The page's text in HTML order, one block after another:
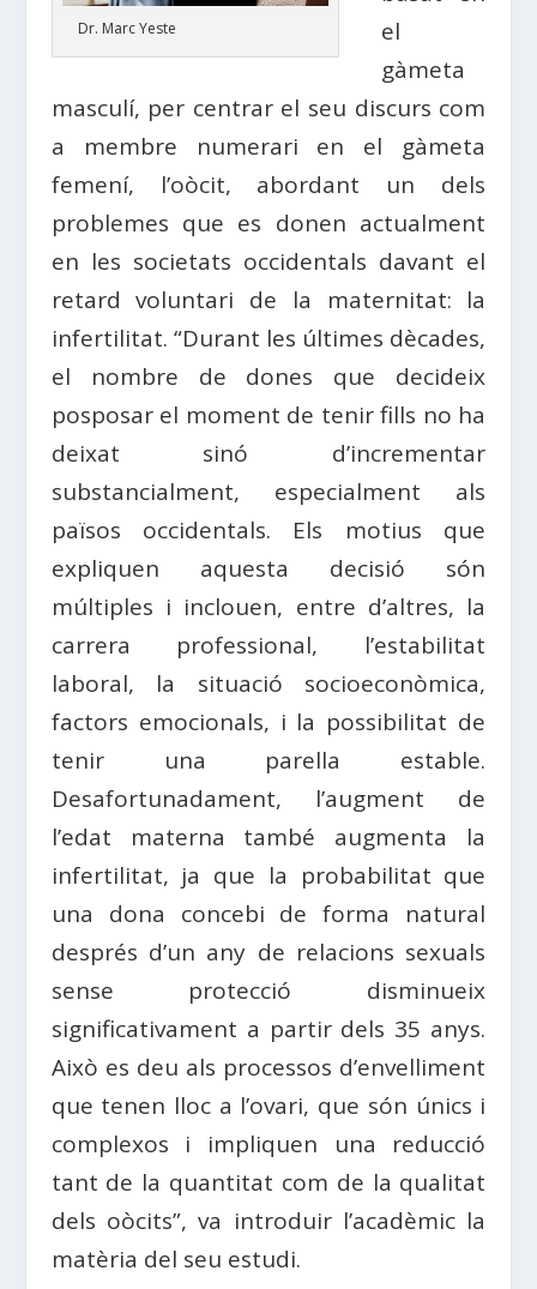
Dr. Marc Yeste
el
gàmeta
masculí, per centrar el seu discurs com
a membre numerari en el gàmeta
femení, l’oòcit, abordant un dels
problemes que es donen actualment
en les societats occidentals davant el
retard voluntari de la maternitat: la
infertilitat. “Durant les últimes dècades,
el nombre de dones que decideix
posposar el moment de tenir fills no ha
deixat sinó d’incrementar
substancialment, especialment als
països occidentals. Els motius que
expliquen aquesta decisió són
múltiples i inclouen, entre d’altres, la
carrera professional, l’estabilitat
laboral, la situació socioeconòmica,
factors emocionals, i la possibilitat de
tenir una parella estable.
Desafortunadament, l’augment de
l’edat materna també augmenta la
infertilitat, ja que la probabilitat que
una dona concebi de forma natural
després d’un any de relacions sexuals
sense protecció disminueix
significativament a partir dels 35 anys.
Això es deu als processos d’envelliment
que tenen lloc a l’ovari, que són únics i
complexos i impliquen una reducció
tant de la quantitat com de la qualitat
dels oòcits”, va introduir l’acadèmic la
matèria del seu estudi.